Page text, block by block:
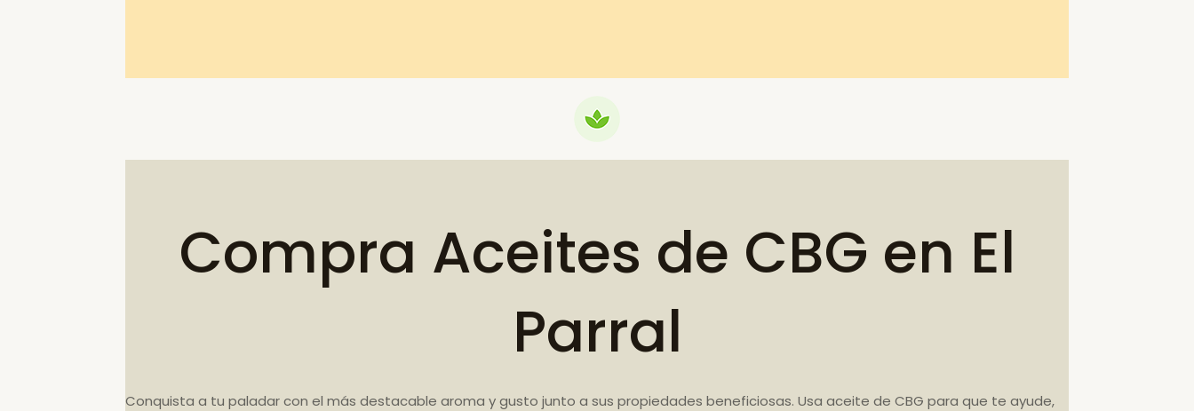
Compra Aceites de CBG en El
Parral
Conquista a tu paladar con el más destacable aroma y gusto junto a sus propiedades beneficiosas. Usa aceite de CBG para que te ayude,